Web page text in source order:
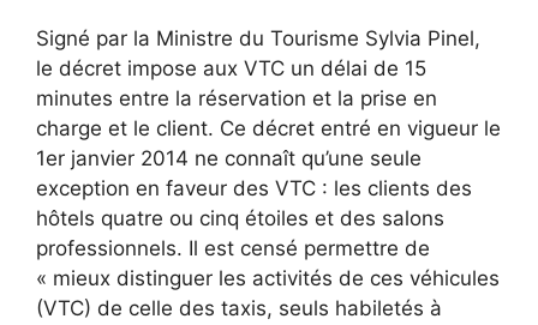
Signé par la Ministre du Tourisme Sylvia Pinel,
le décret impose aux VTC un délai de 15
minutes entre la réservation et la prise en
charge et le client. Ce décret entré en vigueur le
1er janvier 2014 ne connaît qu’une seule
exception en faveur des VTC : les clients des
hôtels quatre ou cinq étoiles et des salons
professionnels. Il est censé permettre de
« mieux distinguer les activités de ces véhicules
(VTC) de celle des taxis, seuls habiletés à